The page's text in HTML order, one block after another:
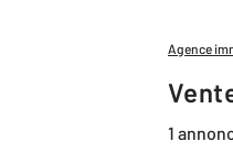
Agence
1